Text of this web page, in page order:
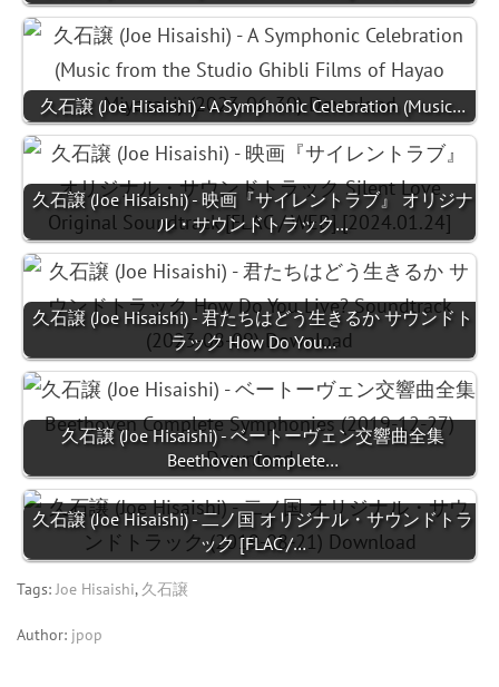
久石譲 (Joe Hisaishi) - A Symphonic Celebration (Music…
久石譲 (Joe Hisaishi) - 映画『サイレントラブ』 オリジナ
ル・サウンドトラック…
久石譲 (Joe Hisaishi) - 君たちはどう生きるか サウンドト
ラック How Do You…
久石譲 (Joe Hisaishi) - ベートーヴェン交響曲全集
Beethoven Complete…
久石譲 (Joe Hisaishi) - 二ノ国 オリジナル・サウンドトラ
ック [FLAC /…
Tags:Joe Hisaishi, 久石譲
Author: jpop